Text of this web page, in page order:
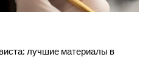
лучшие материалы в